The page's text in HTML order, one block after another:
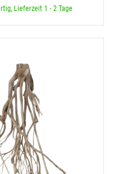
Lieferzeit 1 - 2 Tage